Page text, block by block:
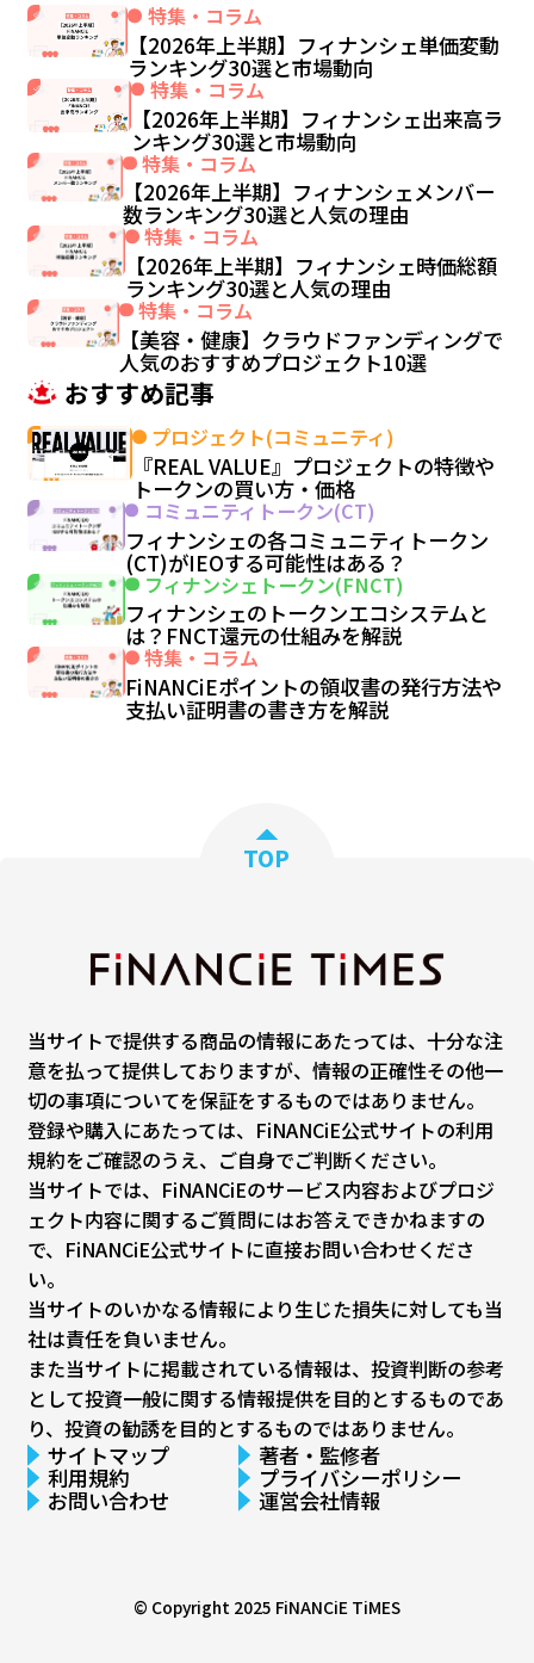
特集・コラム
【2026年上半期】フィナンシェ単価変動
ランキング30選と市場動向
特集・コラム
【2026年上半期】フィナンシェ出来高ラ
ンキング30選と市場動向
特集・コラム
【2026年上半期】フィナンシェメンバー
数ランキング30選と人気の理由
特集・コラム
【2026年上半期】フィナンシェ時価総額
ランキング30選と人気の理由
特集・コラム
【美容・健康】クラウドファンディングで
人気のおすすめプロジェクト10選
おすすめ記事
プロジェクト(コミュニティ)
『REAL VALUE』プロジェクトの特徴や
トークンの買い方・価格
コミュニティトークン(CT)
フィナンシェの各コミュニティトークン
(CT)がIEOする可能性はある？
フィナンシェトークン(FNCT)
フィナンシェのトークンエコシステムと
は？FNCT還元の仕組みを解説
特集・コラム
FiNANCiEポイントの領収書の発行方法や
支払い証明書の書き方を解説
TOP
当サイトで提供する商品の情報にあたっては、十分な注
意を払って提供しておりますが、情報の正確性その他一
切の事項についてを保証をするものではありません。
登録や購入にあたっては、FiNANCiE公式サイトの利用
規約をご確認のうえ、ご自身でご判断ください。
当サイトでは、FiNANCiEのサービス内容およびプロジ
ェクト内容に関するご質問にはお答えできかねますの
で、FiNANCiE公式サイトに直接お問い合わせくださ
い。
当サイトのいかなる情報により生じた損失に対しても当
社は責任を負いません。
また当サイトに掲載されている情報は、投資判断の参考
として投資一般に関する情報提供を目的とするものであ
り、投資の勧誘を目的とするものではありません。
サイトマップ 著者・監修者
利用規約 プライバシーポリシー
お問い合わせ 運営会社情報
© Copyright 2025 FiNANCiE TiMES